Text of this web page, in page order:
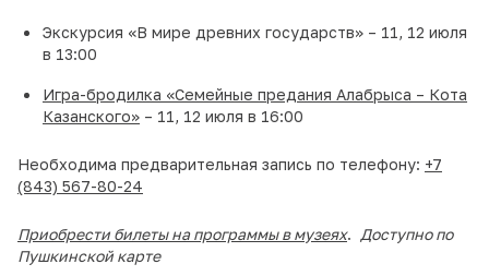
Экскурсия «В мире древних государств» – 11, 12 июля
в 13:00
Игра-бродилка «Семейные предания Алабрыса – Кота
Казанского» – 11, 12 июля в 16:00
Необходима предварительная запись по телефону: +7
(843) 567-80-24
Приобрести билеты на программы в музеях. Доступно по
Пушкинской карте